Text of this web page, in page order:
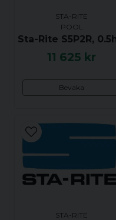
STA-RITE
POOL
11 625 kr
Bevaka
STA-RITE